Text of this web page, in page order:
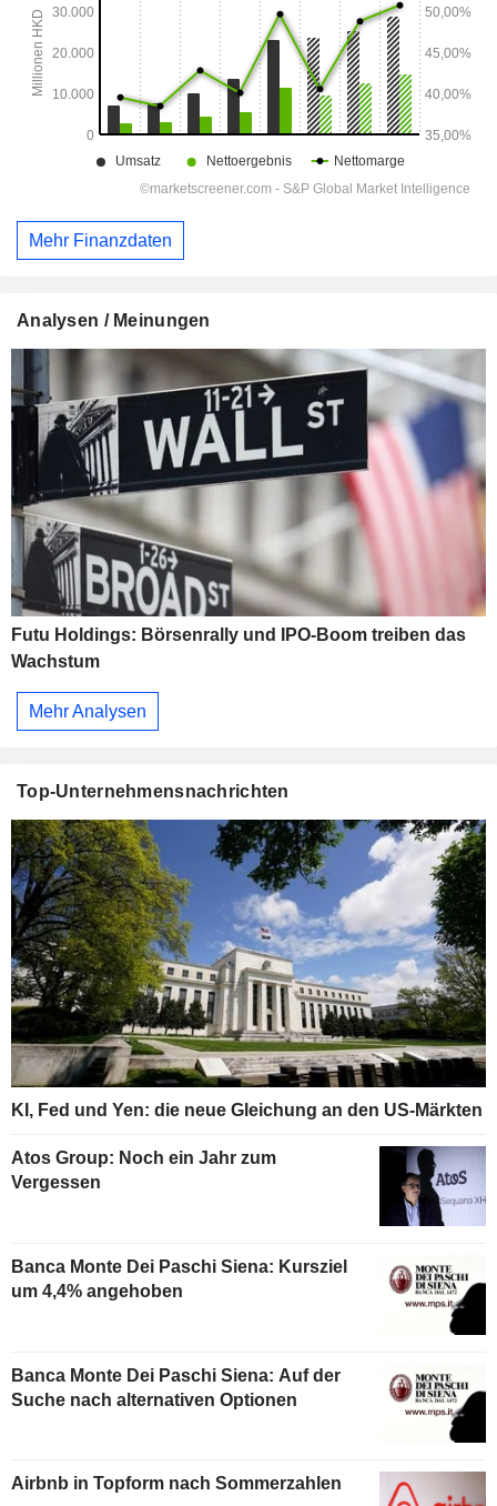
Mehr Finanzdaten
Analysen / Meinungen
Futu Holdings: Börsenrally und IPO-Boom treiben das
Wachstum
Mehr Analysen
Top-Unternehmensnachrichten
KI, Fed und Yen: die neue Gleichung an den US-Märkten
Atos Group: Noch ein Jahr zum
Vergessen
Banca Monte Dei Paschi Siena: Kursziel
um 4,4% angehoben
Banca Monte Dei Paschi Siena: Auf der
Suche nach alternativen Optionen
Airbnb in Topform nach Sommerzahlen